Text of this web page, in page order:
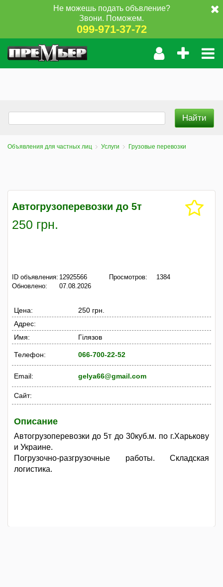
Не можешь подать объвление?
Звони. Поможем.
099-971-37-72
Объявления для частных лиц Услуги Грузовые перевозки
Автогрузоперевозки до 5т
250 грн.
ID объявления: 12925566
Обновлено:
07.08.2026
Просмотров: 1384
Цена:
250 грн.
Адрес:
Имя:
Гілязов
Телефон: 066-700-22-52
Email: gelya66@gmail.com
Сайт:
Описание
Автогрузоперевозки до 5т до 30куб.м. по г.Харькову
и Украине.
Погрузочно-разгрузочные работы. Складская
логистика.